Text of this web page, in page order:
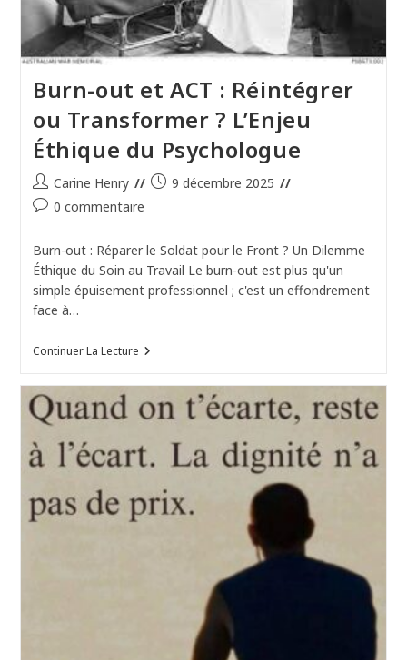
?
Burn-out et ACT : Réintégrer
ou Transformer ? L’Enjeu
Éthique du Psychologue
Auteur/autrice
de
Carine Henry
Publication
9 décembre 2025
Commentaires
la
publication :
0 commentaire
Burn-out : Réparer le Soldat pour le Front ? Un Dilemme
Éthique du Soin au Travail Le burn-out est plus qu'un
simple épuisement professionnel ; c'est un effondrement
face à…
Continuer La LectureBurn-
Out
:
Réintégrer
Transformer
?
Éthique
Du
Psychologue